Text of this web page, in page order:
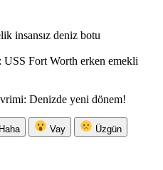
insansız deniz botu
USS Fort Worth erken emekli
Denizde yeni dönem!
Haha Vay Üzgün